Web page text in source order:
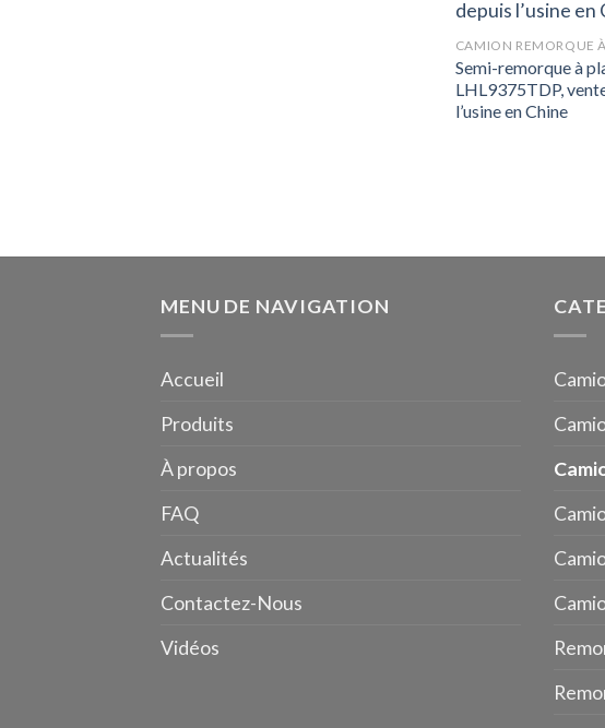
CAMION REMORQUE
Semi-remorque à
LHL9375TDP,
l’usine en Chine
MENU DE NAVIGATION
Accueil
Produits
À propos
FAQ
Actualités
Contactez-Nous
Vidéos